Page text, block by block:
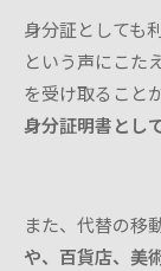
身分証としても
という声にこた
を受け取ること
身分証明書とし
また、代替の移
や、百貨店、美